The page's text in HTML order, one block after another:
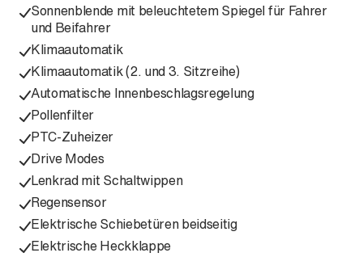
Sonnenblende mit beleuchtetem Spiegel für Fahrer
und Beifahrer
Klimaautomatik
Klimaautomatik (2. und 3. Sitzreihe)
Automatische Innenbeschlagsregelung
Pollenfilter
PTC-Zuheizer
Drive Modes
Lenkrad mit Schaltwippen
Regensensor
Elektrische Schiebetüren beidseitig
Elektrische Heckklappe